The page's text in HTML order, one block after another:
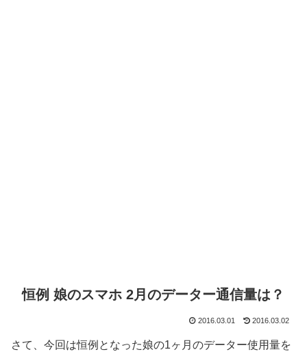
恒例 娘のスマホ 2月のデーター通信量は？
2016.03.01 2016.03.02
さて、今回は恒例となった娘の1ヶ月のデーター使用量を